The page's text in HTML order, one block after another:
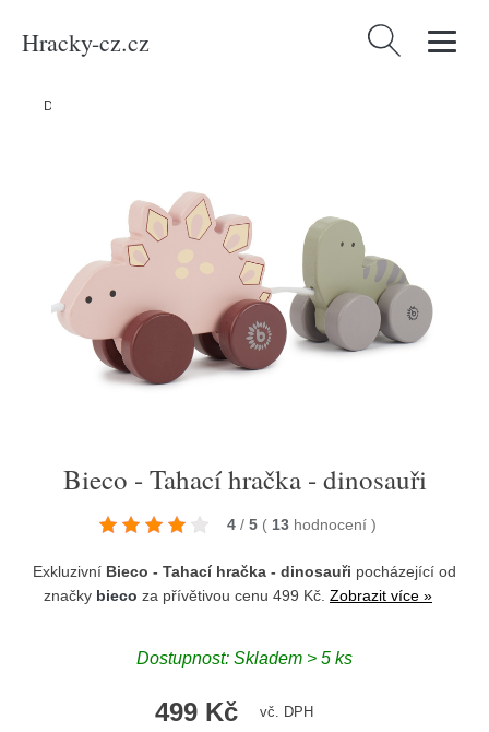
Hracky-cz.cz Vyhledávání
Domů
Bieco - Tahací hračka - dinosauři
4 / 5 ( 13 hodnocení )
Exkluzivní Bieco - Tahací hračka - dinosauři pocházející od
značky bieco za přívětivou cenu 499 Kč. Zobrazit více »
Dostupnost: Skladem > 5 ks
499 Kč vč. DPH